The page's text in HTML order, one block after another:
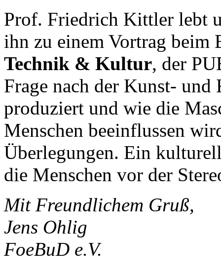
Prof. Friedrich Kittler lebt
ihn zu einem Vortrag beim
Technik & Kultur, der
Frage nach der Kunst-
produziert und wie die
Menschen beeinflussen
Überlegungen. Ein
die Menschen vor der
Mit Freundlichem Gruß,
Jens Ohlig
FoeBuD e.V.